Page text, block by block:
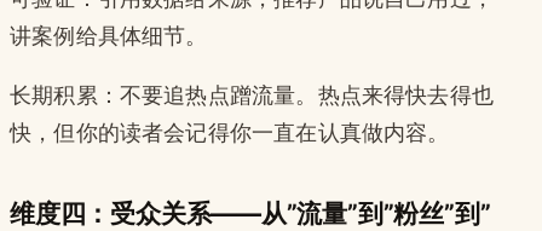
讲案例给具体细节。
长期积累：不要追热点蹭流量。热点来得快去得也
快，但你的读者会记得你一直在认真做内容。
维度四：受众关系——从”流量”到”粉丝”到”